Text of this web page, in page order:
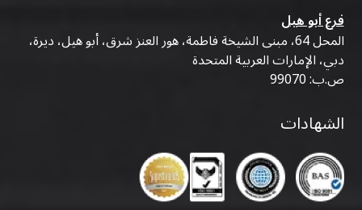
فرع أبو هيل
المحل 64، مبنى الشيخة فاطمة، هور العنز شرق، أبو هيل، ديرة،
دبي، الإمارات العربية المتحدة
ص.ب: 99070
الشهادات